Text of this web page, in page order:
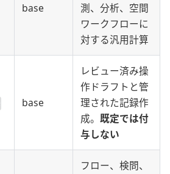
base
測、分析、空間
ワークフローに
対する汎用計算
base
レビュー済み操
作ドラフトと管
理された記録作
成。 既定では付
与しない
フロー、検問、